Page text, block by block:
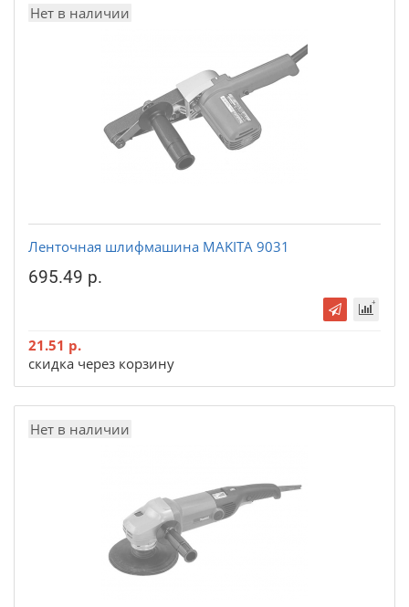
Нет в наличии
Ленточная шлифмашина MAKITA 9031
695.49 р.
21.51 р.
скидка через корзину
Нет в наличии